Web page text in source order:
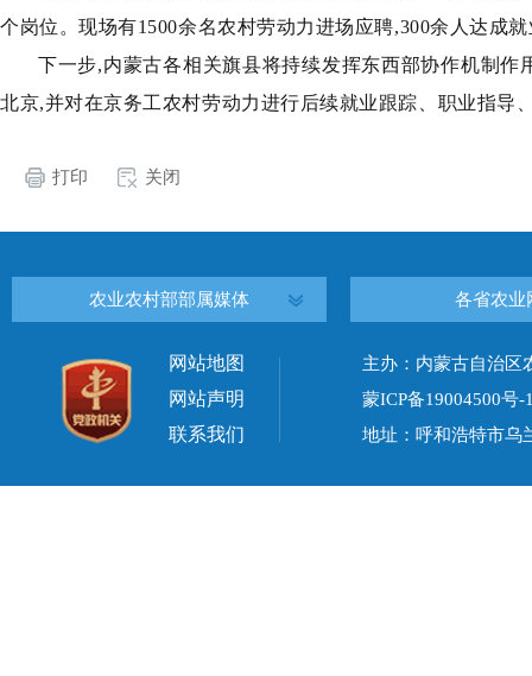
个岗位。现场有1500余名农村劳动力进场应聘,300余人达成
下一步,内蒙古各相关旗县将持续发挥东西部协作机制
北京,并对在京务工农村劳动力进行后续就业跟踪、职业指导
打印 关闭
农业农村部部属媒体 各省农业
网站地图
网站声明
联系我们
主办：内蒙古自治
蒙ICP备19004500号-
地址：呼和浩特市